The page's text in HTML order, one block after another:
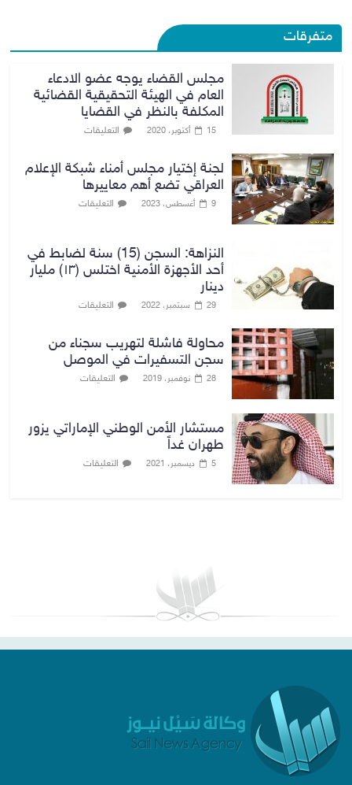
متفرقات
مجلس القضاء يوجه عضو الادعاء
العام في الهيئة التحقيقية القضائية
المكلفة بالنظر في القضايا
15 أكتوبر، 2020 التعليقات
لجنة إختيار مجلس أمناء شبكة الإعلام
العراقي تضع أهم معاييرها
9 أغسطس، 2023 التعليقات
النزاهة: السجن (15) سنة لضابط في
أحد الأجهزة الأمنية اختلس (١٣) مليار
دينار
29 سبتمبر، 2022 التعليقات
محاولة فاشلة لتهريب سجناء من
سجن التسفيرات في الموصل
28 نوفمبر، 2019 التعليقات
مستشار الأمن الوطني الإماراتي یزور
طهران غداً
5 ديسمبر، 2021 التعليقات